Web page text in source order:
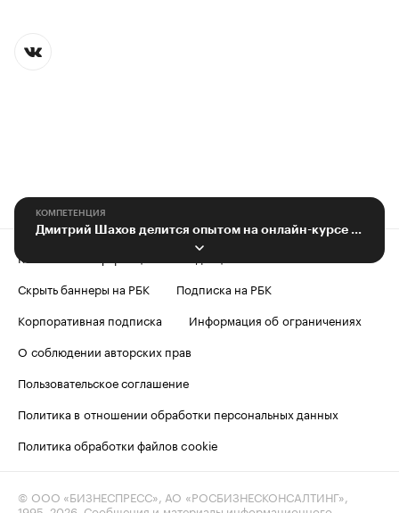
КОМПЕТЕНЦИЯ
Дмитрий Шахов делится опытом на онлайн-курсе для предпринимателей
Контактная информация
Скрыть баннеры на РБК
Подписка на РБК
Корпоративная подписка
Информация об ограничениях
О соблюдении авторских прав
Пользовательское соглашение
Политика в отношении обработки персональных данных
Политика обработки файлов cookie
© ООО «БИЗНЕСПРЕСС», АО «РОСБИЗНЕСКОНСАЛТИНГ»,